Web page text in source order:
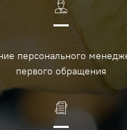
персонального
первого обращения